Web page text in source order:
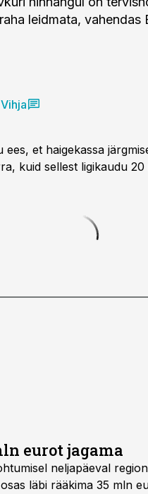
leidmata, vahendas
Vihja
et haigekassa
kuid sellest ligikaudu
eurot jagama
neljapäeval
läbi rääkima 35 mln